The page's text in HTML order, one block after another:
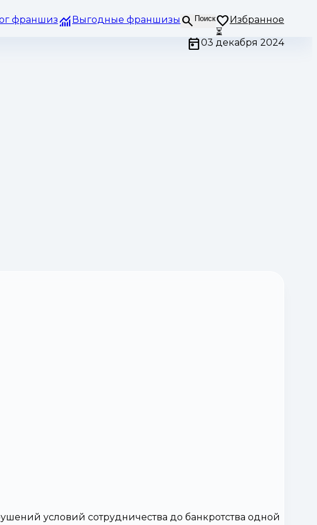
франшиз Выгодные франшизы Поиск
Избранное
⏳
03 декабря 2024
условий сотрудничества до банкротства одной